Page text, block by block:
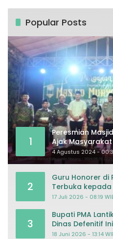
Popular Posts
1
Peresmian
Ajak
Masjid
4 Agustus 2024 -
2
Guru Honorer di
Terbuka kepada
Mohon Keadilan
17 Juli 2026 - 08:19
3
Bupati PMA
Dinas Defenitif
18 Juni 2026 - 13:14